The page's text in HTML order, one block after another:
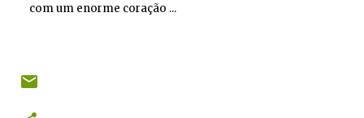
com um enorme coração ...